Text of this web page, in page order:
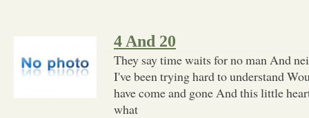
4 And 20
They say time waits for no man And
I've been trying hard to understand
have come and gone And this little
what